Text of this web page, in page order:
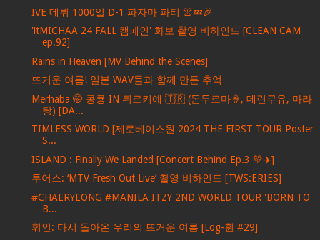
IVE 데뷔 1000일 D-1 파자마 파티 👚💤🎉
'itMICHAA 24 FALL 캠페인' 화보 촬영 비하인드 [CLEAN CAM
ep.92]
Rains in Heaven [MV Behind the Scenes]
뜨거운 여름! 일본 WAV들과 함께 만든 추억
Merhaba 🤭 콩룡 IN 튀르키예 🇹🇷 (돈두르마🍦, 데린쿠유, 마라
탕) [DA...
TIMLESS WORLD [제로베이스원 2024 THE FIRST TOUR Poster
S...
ISLAND : Finally We Landed [Concert Behind Ep.3 💚✈️]
투어스: ‘MTV Fresh Out Live’ 촬영 비하인드 [TWS:ERIES]
#CHAERYEONG #MANILA ITZY 2ND WORLD TOUR 'BORN TO
B...
휘인: 다시 돌아온 우리의 뜨거운 여름 [Log-휜 #29]